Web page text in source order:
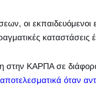
οι εκπαιδευόμενοι
καταστάσεις
στην ΚΑΡΠΑ σε
όταν